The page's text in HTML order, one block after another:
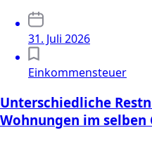
31. Juli 2026
Einkommensteuer
Unterschiedliche
Wohnungen im selben